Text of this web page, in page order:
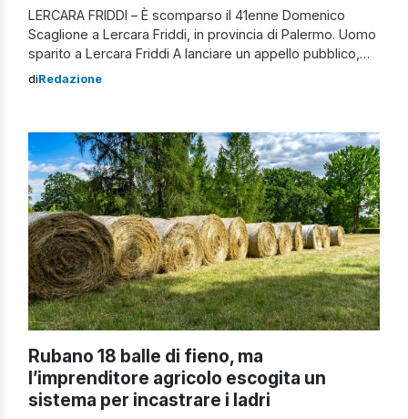
LERCARA FRIDDI – È scomparso il 41enne Domenico
Scaglione a Lercara Friddi, in provincia di Palermo. Uomo
sparito a Lercara Friddi A lanciare un appello pubblico,
chiedendo la massima condivisione, è il sindaco dello
base ad una prima ricostruzione, […]
diRedazione
Rubano 18 balle di fieno, ma
l’imprenditore agricolo escogita un
sistema per incastrare i ladri